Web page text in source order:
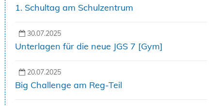
1. Schultag am Schulzentrum
30.07.2025
Unterlagen für die neue JGS 7 [Gym]
20.07.2025
Big Challenge am Reg-Teil